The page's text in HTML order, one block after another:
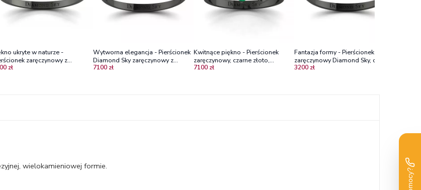
ukryte w naturze -
zaręczynowy z
złota ze szmaragdem i
zł
Wytworna elegancja - Pierścionek
Diamond Sky zaręczynowy z
czarnego złota z diamentem i
7100 zł
Kwitnące piękno - Pierścionek
zaręczynowy, czarne złoto,
szmaragdy
7100 zł
Fantazja formy - Pierścionek
zaręczynowy Diamond Sky, czarne
złoto, szmaragdy
3200 zł
wielokamieniowej formie.